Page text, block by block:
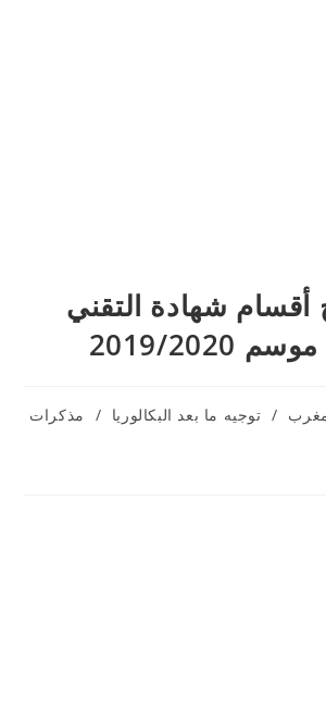
أقسام شهادة التقني
/ توجيه ما بعد البكالوريا /
مذكرات